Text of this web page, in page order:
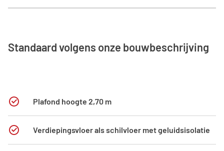
Standaard volgens onze bouwbeschrijving
Plafond hoogte 2,70 m
Verdiepingsvloer als schilvloer met geluidsisolatie